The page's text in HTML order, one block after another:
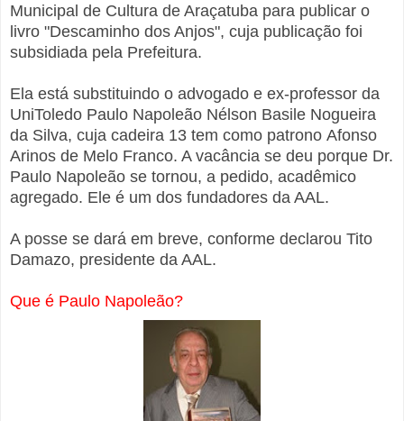
Municipal de Cultura de Araçatuba para publicar o
livro "Descaminho dos Anjos", cuja publicação foi
subsidiada pela Prefeitura.
Ela está substituindo o advogado e ex-professor da
UniToledo Paulo Napoleão Nélson Basile Nogueira
da Silva, cuja cadeira 13 tem como patrono Afonso
Arinos de Melo Franco. A vacância se deu porque Dr.
Paulo Napoleão se tornou, a pedido, acadêmico
agregado. Ele é um dos fundadores da AAL.
A posse se dará em breve, conforme declarou Tito
Damazo, presidente da AAL.
Que é Paulo Napoleão?